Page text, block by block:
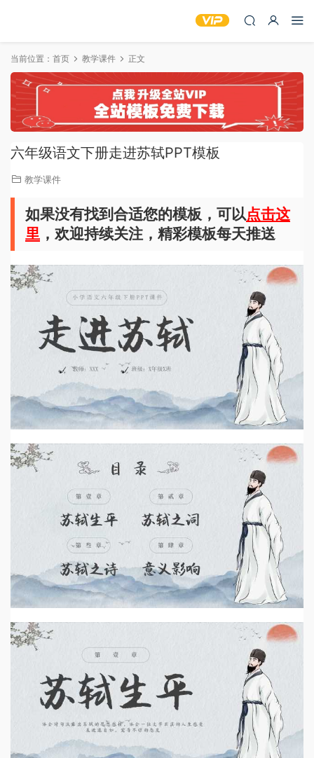
当前位置： 首页 教学课件 正文
六年级语文下册走进苏轼PPT模板
教学课件
如果没有找到合适您的模板，可以点击这
里 ，欢迎持续关注，精彩模板每天推送